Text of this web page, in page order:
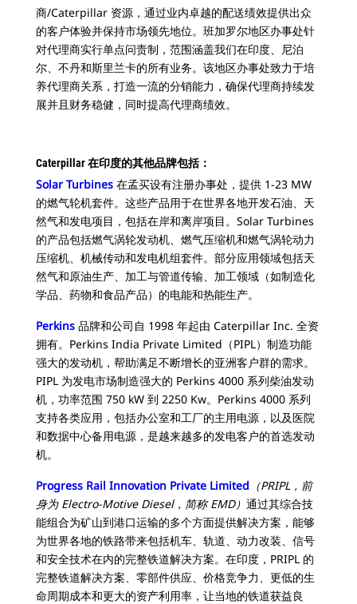
商/Caterpillar 资源，通过业内卓越的配送绩效提供出众
的客户体验并保持市场领先地位。班加罗尔地区办事处针
对代理商实行单点问责制，范围涵盖我们在印度、尼泊
尔、不丹和斯里兰卡的所有业务。该地区办事处致力于培
养代理商关系，打造一流的分销能力，确保代理商持续发
展并且财务稳健，同时提高代理商绩效。
Caterpillar 在印度的其他品牌包括：
Solar Turbines 在孟买设有注册办事处，提供 1-23 MW
的燃气轮机套件。这些产品用于在世界各地开发石油、天
然气和发电项目，包括在岸和离岸项目。Solar Turbines
的产品包括燃气涡轮发动机、燃气压缩机和燃气涡轮动力
压缩机、机械传动和发电机组套件。部分应用领域包括天
然气和原油生产、加工与管道传输、加工领域（如制造化
学品、药物和食品产品）的电能和热能生产。
Perkins 品牌和公司自 1998 年起由 Caterpillar Inc. 全资
拥有。Perkins India Private Limited（PIPL）制造功能
强大的发动机，帮助满足不断增长的亚洲客户群的需求。
PIPL 为发电市场制造强大的 Perkins 4000 系列柴油发动
机，功率范围 750 kW 到 2250 Kw。Perkins 4000 系列
支持各类应用，包括办公室和工厂的主用电源，以及医院
和数据中心备用电源，是越来越多的发电客户的首选发动
机。
Progress Rail Innovation Private Limited （PRIPL，前
身为 Electro-Motive Diesel，简称 EMD） 通过其综合技
能组合为矿山到港口运输的多个方面提供解决方案，能够
为世界各地的铁路带来包括机车、轨道、动力改装、信号
和安全技术在内的完整铁道解决方案。在印度，PRIPL 的
完整铁道解决方案、零部件供应、价格竞争力、更低的生
命周期成本和更大的资产利用率，让当地的铁道获益良